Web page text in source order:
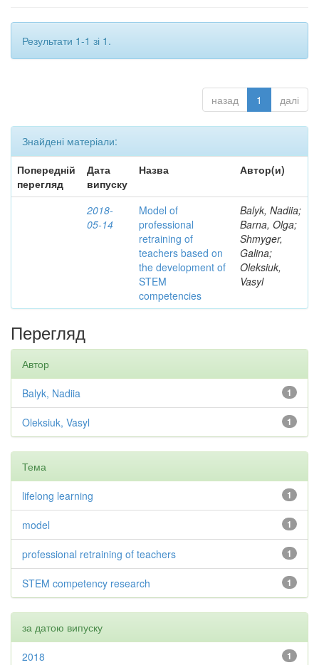
Результати 1-1 зі 1.
назад 1 далі
Знайдені матеріали:
Попередній
перегляд
Дата
випуску
Назва Автор(и)
2018-
05-14
Model of
professional
retraining of
teachers based on
the development of
STEM
competencies
Balyk, Nadiia;
Barna, Olga;
Shmyger,
Galina;
Oleksiuk,
Vasyl
Перегляд
Автор
1
Balyk, Nadiia
1
Oleksiuk, Vasyl
Тема
1
lifelong learning
1
model
1
professional retraining of teachers
1
STEM competency research
за датою випуску
1
2018